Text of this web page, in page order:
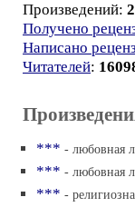
Произведений:
Получено
Написано
Читателей:
*** - любовная
*** - любовная
*** -